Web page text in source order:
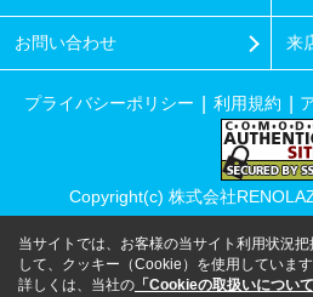
お問い合わせ 来
プライバシーポリシー 利用規約
Copyright(c) 株式会社
当サイトでは、お客様の当サイト利用状況
して、クッキー（Cookie）を使用しています
詳しくは、当社の 「Cookieの取扱いについて